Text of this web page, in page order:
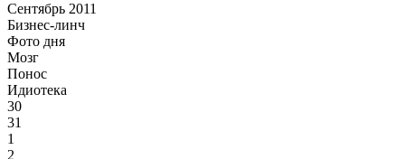
Сентябрь 2011
Бизнес-линч
Фото дня
Мозг
Понос
Идиотека
30
31
1
2